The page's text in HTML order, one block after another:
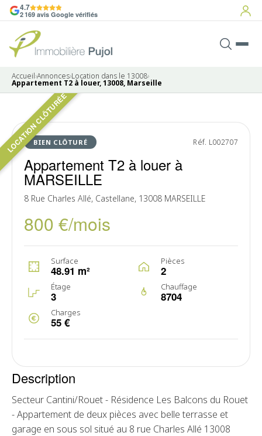
4.7
2 169 avis Google vérifiés
Accueil›Annonces›Location dans le 13008›
Appartement T2 à louer, 13008, Marseille
LOCATION CLÔTURÉE
BIEN CLÔTURÉ Réf. L002707
Appartement T2 à louer à
MARSEILLE
8 Rue Charles Allé, Castellane, 13008 MARSEILLE
800 €/mois
Surface
48.91 m²
Pièces
2
Étage
3
Chauffage
8704
Charges
55 €
LOUÉ
7 photos
Description
Secteur Cantini/Rouet - Résidence Les Balcons du Rouet
- Appartement de deux pièces avec belle terrasse et
garage en sous sol situé au 8 rue Charles Allé 13008